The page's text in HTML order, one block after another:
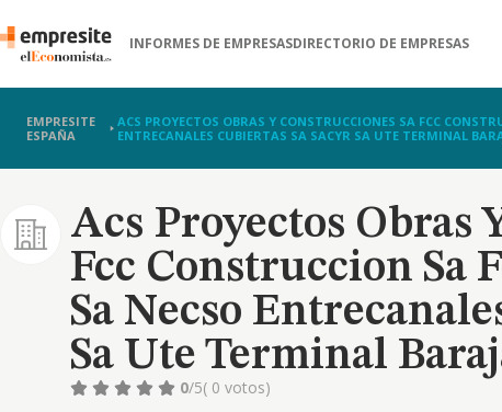
INFORMES DE EMPRESASDIRECTORIO DE EMPRESAS
EMPRESITE
ESPAÑA
ACS PROYECTOS OBRAS Y CONSTRUCCIONES SA FCC
ENTRECANALES CUBIERTAS SA SACYR SA UTE TERMINAL
Acs Proyectos Obras
Fcc Construccion Sa
Sa Necso
Sa Ute Terminal
0/5( 0 votos)